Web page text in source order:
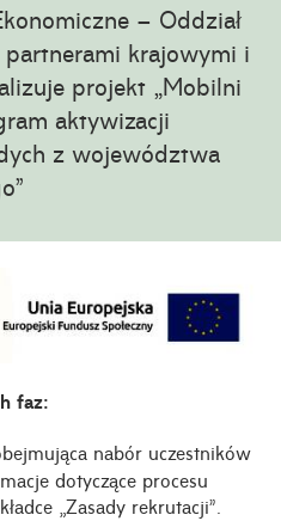
– Oddział
krajowymi i
projekt „Mobilni
aktywizacji
z województwa
faz:
nabór uczestników
dotyczące procesu
„Zasady rekrutacji”.